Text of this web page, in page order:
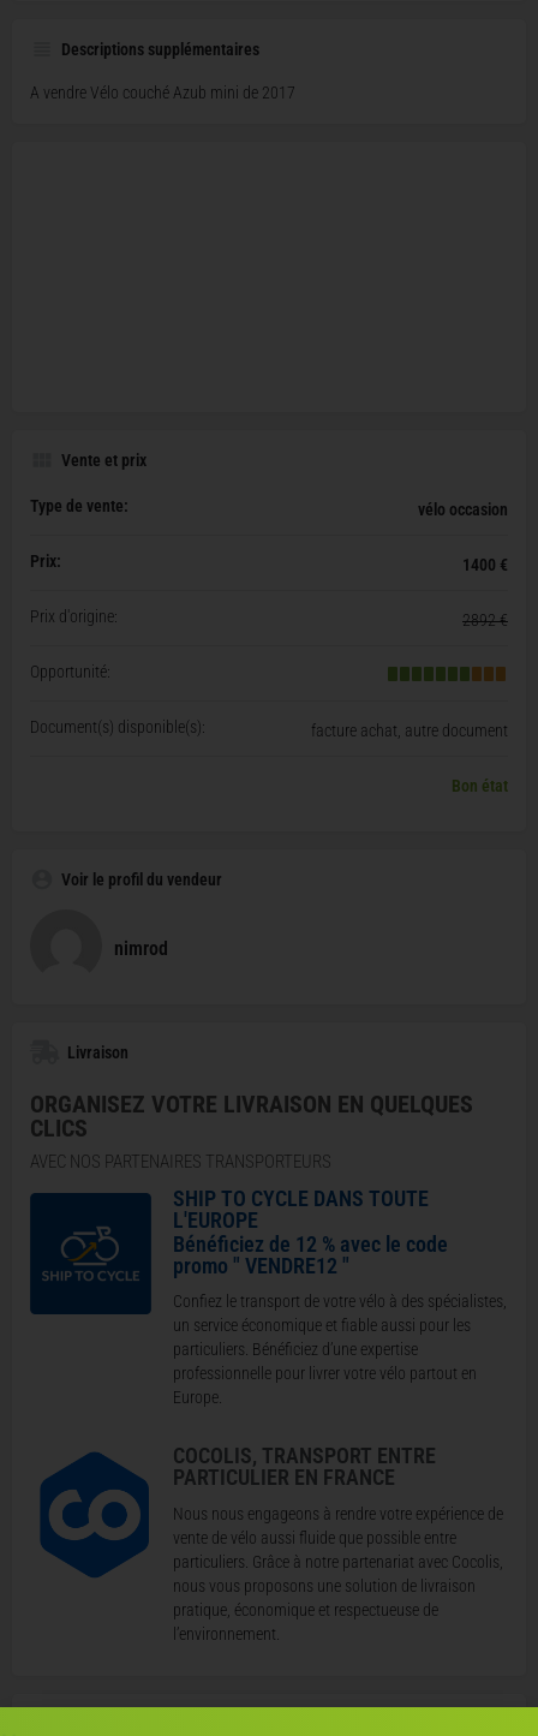
Descriptions supplémentaires
A vendre Vélo couché Azub mini de 2017
Vente et prix
Type de vente: vélo occasion
Prix: 1400 €
Prix d'origine: 2892 €
Opportunité:
Document(s) disponible(s): facture achat, autre document
Bon état
Voir le profil du vendeur
nimrod
Livraison
ORGANISEZ VOTRE LIVRAISON EN QUELQUES
CLICS
AVEC NOS PARTENAIRES TRANSPORTEURS
SHIP TO CYCLE DANS TOUTE
L'EUROPE
Bénéficiez de 12 % avec le code
promo " VENDRE12 "
Confiez le transport de votre vélo à des spécialistes,
un service économique et fiable aussi pour les
particuliers. Bénéficiez d’une expertise
professionnelle pour livrer votre vélo partout en
Europe.
COCOLIS, TRANSPORT ENTRE
PARTICULIER EN FRANCE
Nous nous engageons à rendre votre expérience de
vente de vélo aussi fluide que possible entre
particuliers. Grâce à notre partenariat avec Cocolis,
nous vous proposons une solution de livraison
pratique, économique et respectueuse de
l’environnement.